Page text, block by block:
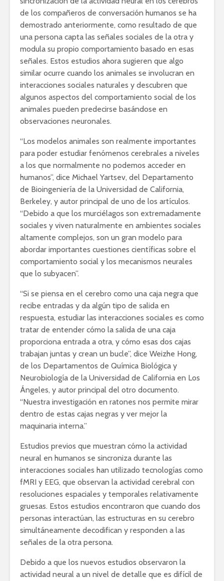
de los compañeros de conversación humanos se ha
demostrado anteriormente, como resultado de que
una persona capta las señales sociales de la otra y
modula su propio comportamiento basado en esas
señales. Estos estudios ahora sugieren que algo
similar ocurre cuando los animales se involucran en
interacciones sociales naturales y descubren que
algunos aspectos del comportamiento social de los
animales pueden predecirse basándose en
observaciones neuronales.
“Los modelos animales son realmente importantes
para poder estudiar fenómenos cerebrales a niveles
a los que normalmente no podemos acceder en
humanos”, dice Michael Yartsev, del Departamento
de Bioingeniería de la Universidad de California,
Berkeley, y autor principal de uno de los artículos.
“Debido a que los murciélagos son extremadamente
sociales y viven naturalmente en ambientes sociales
altamente complejos, son un gran modelo para
abordar importantes cuestiones científicas sobre el
comportamiento social y los mecanismos neurales
que lo subyacen”.
“Si se piensa en el cerebro como una caja negra que
recibe entradas y da algún tipo de salida en
respuesta, estudiar las interacciones sociales es como
tratar de entender cómo la salida de una caja
proporciona entrada a otra, y cómo esas dos cajas
trabajan juntas y crean un bucle”, dice Weizhe Hong,
de los Departamentos de Química Biológica y
Neurobiología de la Universidad de California en Los
Ángeles, y autor principal del otro documento.
“Nuestra investigación en ratones nos permite mirar
dentro de estas cajas negras y ver mejor la
maquinaria interna.”
Estudios previos que muestran cómo la actividad
neural en humanos se sincroniza durante las
interacciones sociales han utilizado tecnologías como
fMRI y EEG, que observan la actividad cerebral con
resoluciones espaciales y temporales relativamente
gruesas. Estos estudios encontraron que cuando dos
personas interactúan, las estructuras en su cerebro
simultáneamente decodifican y responden a las
señales de la otra persona.
Debido a que los nuevos estudios observaron la
actividad neural a un nivel de detalle que es difícil de